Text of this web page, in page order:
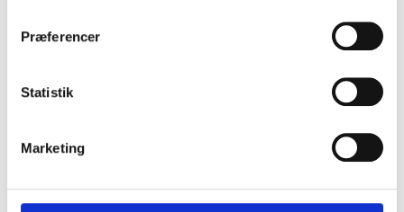
Præferencer
Statistik
Marketing
Den historiske have er vendt hjem
16. juni 2026